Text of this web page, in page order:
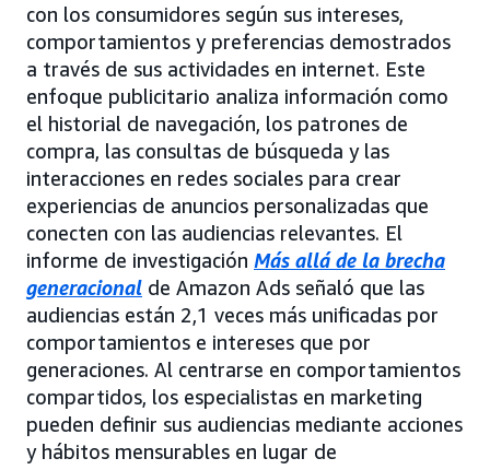
con los consumidores según sus intereses,
comportamientos y preferencias demostrados
a través de sus actividades en internet. Este
enfoque publicitario analiza información como
el historial de navegación, los patrones de
compra, las consultas de búsqueda y las
interacciones en redes sociales para crear
experiencias de anuncios personalizadas que
conecten con las audiencias relevantes. El
informe de investigación Más allá de la brecha
generacional de Amazon Ads señaló que las
audiencias están 2,1 veces más unificadas por
comportamientos e intereses que por
generaciones. Al centrarse en comportamientos
compartidos, los especialistas en marketing
pueden definir sus audiencias mediante acciones
y hábitos mensurables en lugar de